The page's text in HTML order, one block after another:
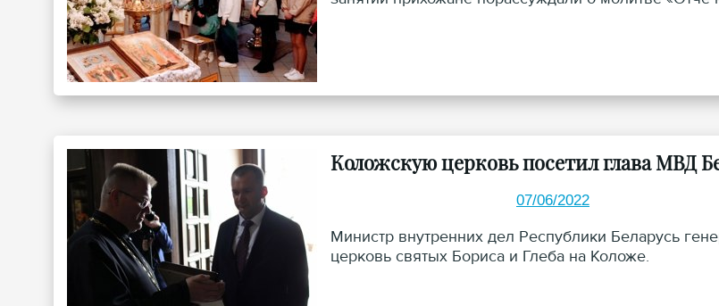
Коложскую церковь посетил глава МВД
07/06/2022
Министр внутренних дел Республики Беларусь
церковь святых Бориса и Глеба на Коложе.